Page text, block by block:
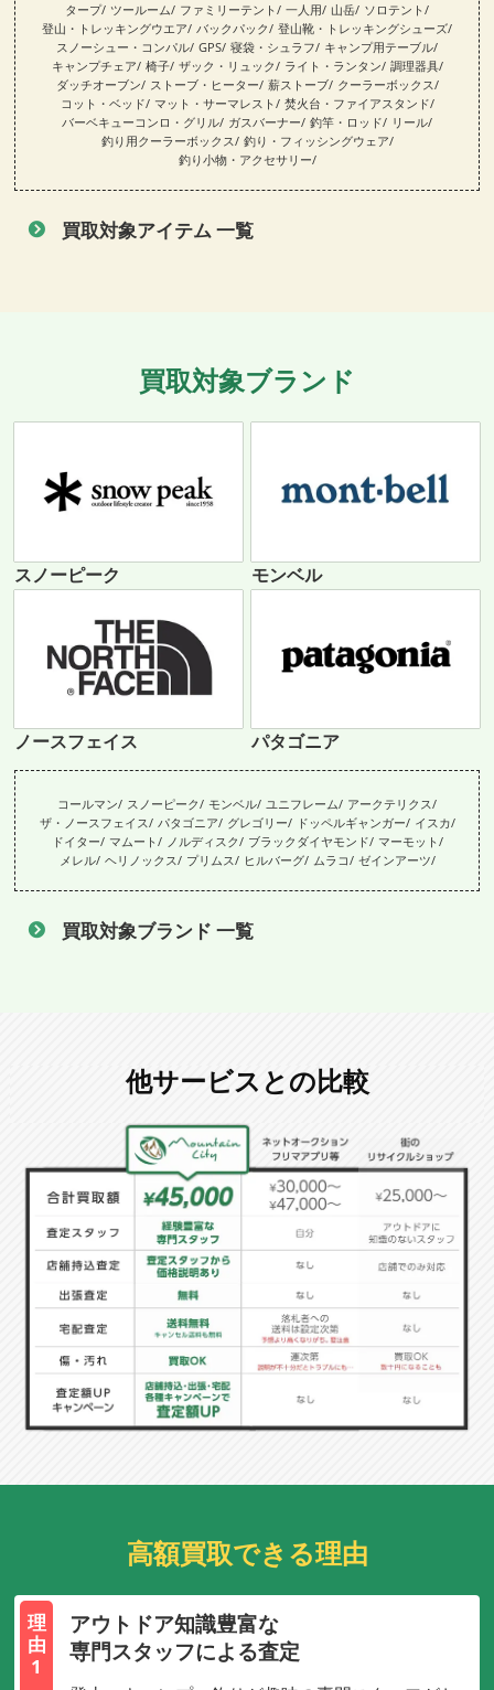
タープ ツールーム ファミリーテント 一人用 山岳 ソロテント
登山・トレッキングウエア バックパック
登山靴・トレッキングシューズ
スノーシュー・コンパル GPS 寝袋・シュラフ
キャンプ用テーブル
キャンプチェア 椅子 ザック・リュック ライト・ランタン 調理器具
ダッチオーブン
ストーブ・ヒーター 薪ストーブ
クーラーボックス
コット・ベッド
マット・サーマレスト
焚火台・ファイアスタンド
バーベキューコンロ・グリル ガスバーナー 釣竿・ロッド
リール
釣り用クーラーボックス 釣り・フィッシングウェア
釣り小物・アクセサリー
買取対象アイテム 一覧
買取対象ブランド
スノーピーク モンベル
ノースフェイス パタゴニア
コールマン スノーピーク モンベル ユニフレーム
アークテリクス
ザ・ノースフェイス パタゴニア グレゴリー ドッペルギャンガー
イスカ
ドイター
マムート ノルディスク ブラックダイヤモンド
マーモット
メレル ヘリノックス プリムス ヒルバーグ ムラコ ゼインアーツ
買取対象ブランド 一覧
他サービスとの比較
高額買取できる理由
理
由
1
アウトドア知識豊富な
専門スタッフによる査定